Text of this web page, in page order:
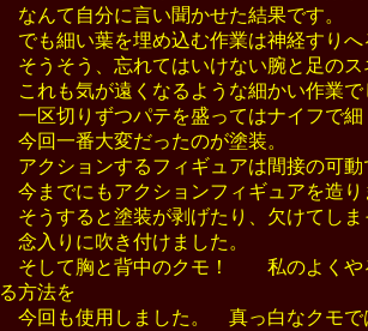
なんて自分に言い聞かせた結果です。
でも細い葉を埋め込む作業は神経すり
そうそう、忘れてはいけない腕と足のス
これも気が遠くなるような細かい作業で
一区切りずつパテを盛ってはナイフで
今回一番大変だったのが塗装。
アクションするフィギュアは間接の可
今までにもアクションフィギュアを造
そうすると塗装が剥げたり、欠けてしま
念入りに吹き付けました。
そして胸と背中のクモ！ 私のよくや
る方法を
今回も使用しました。 真っ白なクモで